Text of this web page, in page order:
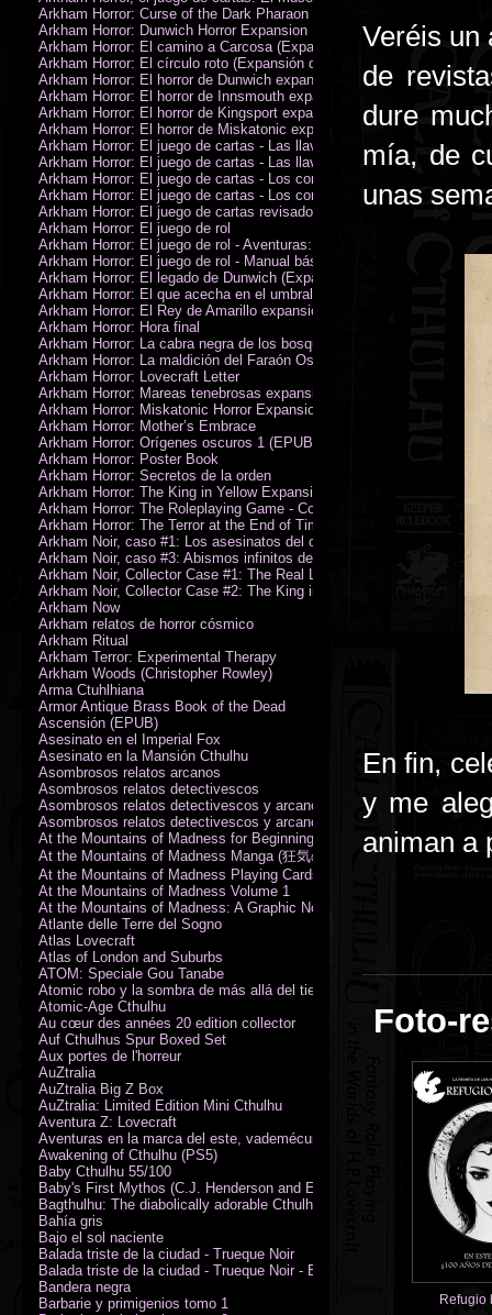
Veréis un
de
dure
mía, de
unas
En fin,
y me
animan a
Foto-
Refugio
Arkham Horror: Curse of the Dark Pharaon Expansion
Arkham Horror: Dunwich Horror Expansion
Arkham Horror: El camino a Carcosa (Expansión de investigadores)
Arkham Horror: El círculo roto (Expansión de investigadores)
Arkham Horror: El horror de Dunwich expansión
Arkham Horror: El horror de Innsmouth expansión
Arkham Horror: El horror de Kingsport expansión
Arkham Horror: El horror de Miskatonic expansión
Arkham Horror: El juego de cartas - Las llaves escarlata - Campaña
Arkham Horror: El juego de cartas - Las llaves escarlata -
Arkham Horror: El juego de cartas - Los confines de la tierra -
Arkham Horror: El juego de cartas - Los confines de la tierra -
Arkham Horror: El juego de cartas revisado
Arkham Horror: El juego de rol
Arkham Horror: El juego de rol - Aventuras: Misterios de Arkham
Arkham Horror: El juego de rol - Manual básico
Arkham Horror: El legado de Dunwich (Expansión de investigadores)
Arkham Horror: El que acecha en el umbral expansión
Arkham Horror: El Rey de Amarillo expansión
Arkham Horror: Hora final
Arkham Horror: La cabra negra de los bosques expansión
Arkham Horror: La maldición del Faraón Oscuro expansión (revisada)
Arkham Horror: Lovecraft Letter
Arkham Horror: Mareas tenebrosas expansión
Arkham Horror: Miskatonic Horror Expansion
Arkham Horror: Mother’s Embrace
Arkham Horror: Orígenes oscuros 1 (EPUB)
Arkham Horror: Poster Book
Arkham Horror: Secretos de la orden
Arkham Horror: The King in Yellow Expansion
Arkham Horror: The Roleplaying Game - Core Rulebook (PDF)
Arkham Horror: The Terror at the End of Time
Arkham Noir, caso #1: Los asesinatos del culto de la bruja
Arkham Noir, caso #3: Abismos infinitos de oscuridad
Arkham Noir, Collector Case #1: The Real Leeds
Arkham Noir, Collector Case #2: The King in Yellow
Arkham Now
Arkham relatos de horror cósmico
Arkham Ritual
Arkham Terror: Experimental Therapy
Arkham Woods (Christopher Rowley)
Arma Ctuhlhiana
Armor Antique Brass Book of the Dead
Ascensión (EPUB)
Asesinato en el Imperial Fox
Asesinato en la Mansión Cthulhu
Asombrosos relatos arcanos
Asombrosos relatos detectivescos
Asombrosos relatos detectivescos y arcanos
Asombrosos relatos detectivescos y arcanos
At the Mountains of Madness for Beginning Readers
At the Mountains of Madness Manga (狂気の山脈)
At the Mountains of Madness Playing Cards
At the Mountains of Madness Volume 1
At the Mountains of Madness: A Graphic Novel
Atlante delle Terre del Sogno
Atlas Lovecraft
Atlas of London and Suburbs
ATOM: Speciale Gou Tanabe
Atomic robo y la sombra de más allá del tiempo
Atomic-Age Cthulhu
Au cœur des années 20 edition collector
Auf Cthulhus Spur Boxed Set
Aux portes de l'horreur
AuZtralia
AuZtralia Big Z Box
AuZtralia: Limited Edition Mini Cthulhu
Aventura Z: Lovecraft
Aventuras en la marca del este, vademécum de campaña
Awakening of Cthulhu (PS5)
Baby Cthulhu 55/100
Baby's First Mythos (C.J. Henderson and Erica Henderson)
Bagthulhu: The diabolically adorable Cthulhu plushie dicebag
Bahía gris
Bajo el sol naciente
Balada triste de la ciudad - Trueque Noir
Balada triste de la ciudad - Trueque Noir - Edición de coleccionista
Bandera negra
Barbarie y primigenios tomo 1